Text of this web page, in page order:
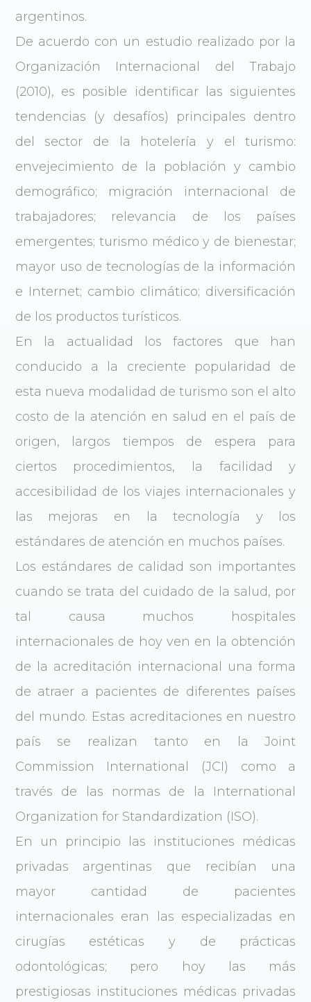
argentinos.
De acuerdo con un estudio realizado por la
Organización Internacional del Trabajo
(2010), es posible identificar las siguientes
tendencias (y desafíos) principales dentro
del sector de la hotelería y el turismo:
envejecimiento de la población y cambio
demográfico; migración internacional de
trabajadores; relevancia de los países
emergentes; turismo médico y de bienestar;
mayor uso de tecnologías de la información
e Internet; cambio climático; diversificación
de los productos turísticos.
En la actualidad los factores que han
conducido a la creciente popularidad de
esta nueva modalidad de turismo son el alto
costo de la atención en salud en el país de
origen, largos tiempos de espera para
ciertos procedimientos, la facilidad y
accesibilidad de los viajes internacionales y
las mejoras en la tecnología y los
estándares de atención en muchos países.
Los estándares de calidad son importantes
cuando se trata del cuidado de la salud, por
tal causa muchos hospitales
internacionales de hoy ven en la obtención
de la acreditación internacional una forma
de atraer a pacientes de diferentes países
del mundo. Estas acreditaciones en nuestro
país se realizan tanto en la Joint
Commission International (JCI) como a
través de las normas de la International
Organization for Standardization (ISO).
En un principio las instituciones médicas
privadas argentinas que recibían una
mayor cantidad de pacientes
internacionales eran las especializadas en
cirugías estéticas y de prácticas
odontológicas; pero hoy las más
prestigiosas instituciones médicas privadas